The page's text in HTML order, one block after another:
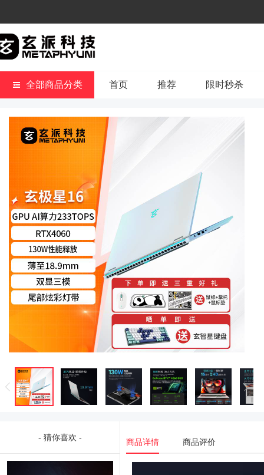
全部商品分类 首页 推荐 限时秒杀
- 猜你喜欢 - 商品详情 商品评价